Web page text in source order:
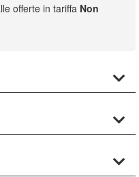
offerte in tariffa Non